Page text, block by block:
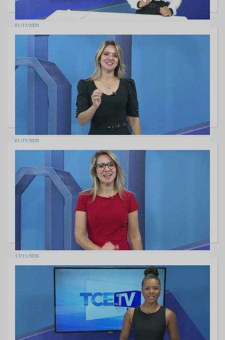
01/12/2020
TCE na TV - Edição 560
01/12/2020
TCE na TV- Edição 562
17/11/2020
TCE na TV - Edição 561